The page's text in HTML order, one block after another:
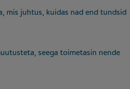
mis juhtus, kuidas nad end tundsid
seega toimetasin nende